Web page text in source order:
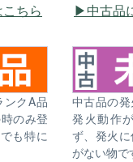
ちら 中古品
ンクA品
のみ登
も特に
中古品の発
発火動作
ず、発火
がない物で